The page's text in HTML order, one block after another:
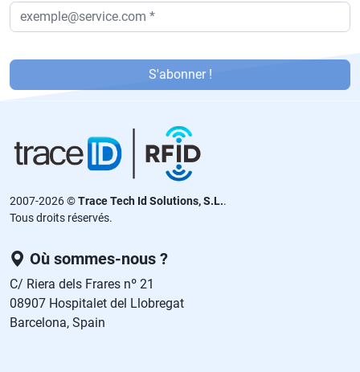
f
or
ej
e
st
e
c
a
S'abonner !
2007-2026 ©Trace Tech Id Solutions, S.L..
Tous droits réservés.
Où sommes-nous ?
C/ Riera dels Frares nº 21
08907 Hospitalet del Llobregat
Barcelona, Spain